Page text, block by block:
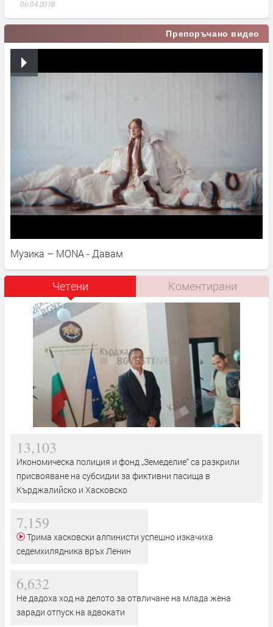
06.04.2018
Препоръчано видео
Музика – MONA - Давам
Четени Коментирани
13,103
Икономическа полиция и фонд „Земеделие“ са разкрили
присвояване на субсидии за фиктивни пасища в
Кърджалийско и Хасковско
7,159
седемхилядника връх Ленин
6,632
Не дадоха ход на делото за отвличане на млада жена
заради отпуск на адвокати